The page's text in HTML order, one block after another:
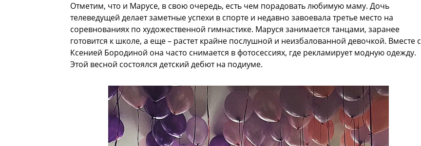
Отметим, что и Марусе, в свою очередь, есть чем порадовать любимую маму. Дочь
телеведущей делает заметные успехи в спорте и недавно завоевала третье место на
соревнованиях по художественной гимнастике. Маруся занимается танцами, заранее
готовится к школе, а еще – растет крайне послушной и неизбалованной девочкой. Вместе с
Ксенией Бородиной она часто снимается в фотосессиях, где рекламирует модную одежду.
Этой весной состоялся детский дебют на подиуме.